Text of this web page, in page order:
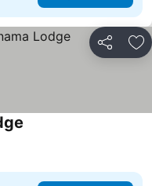
Compartir